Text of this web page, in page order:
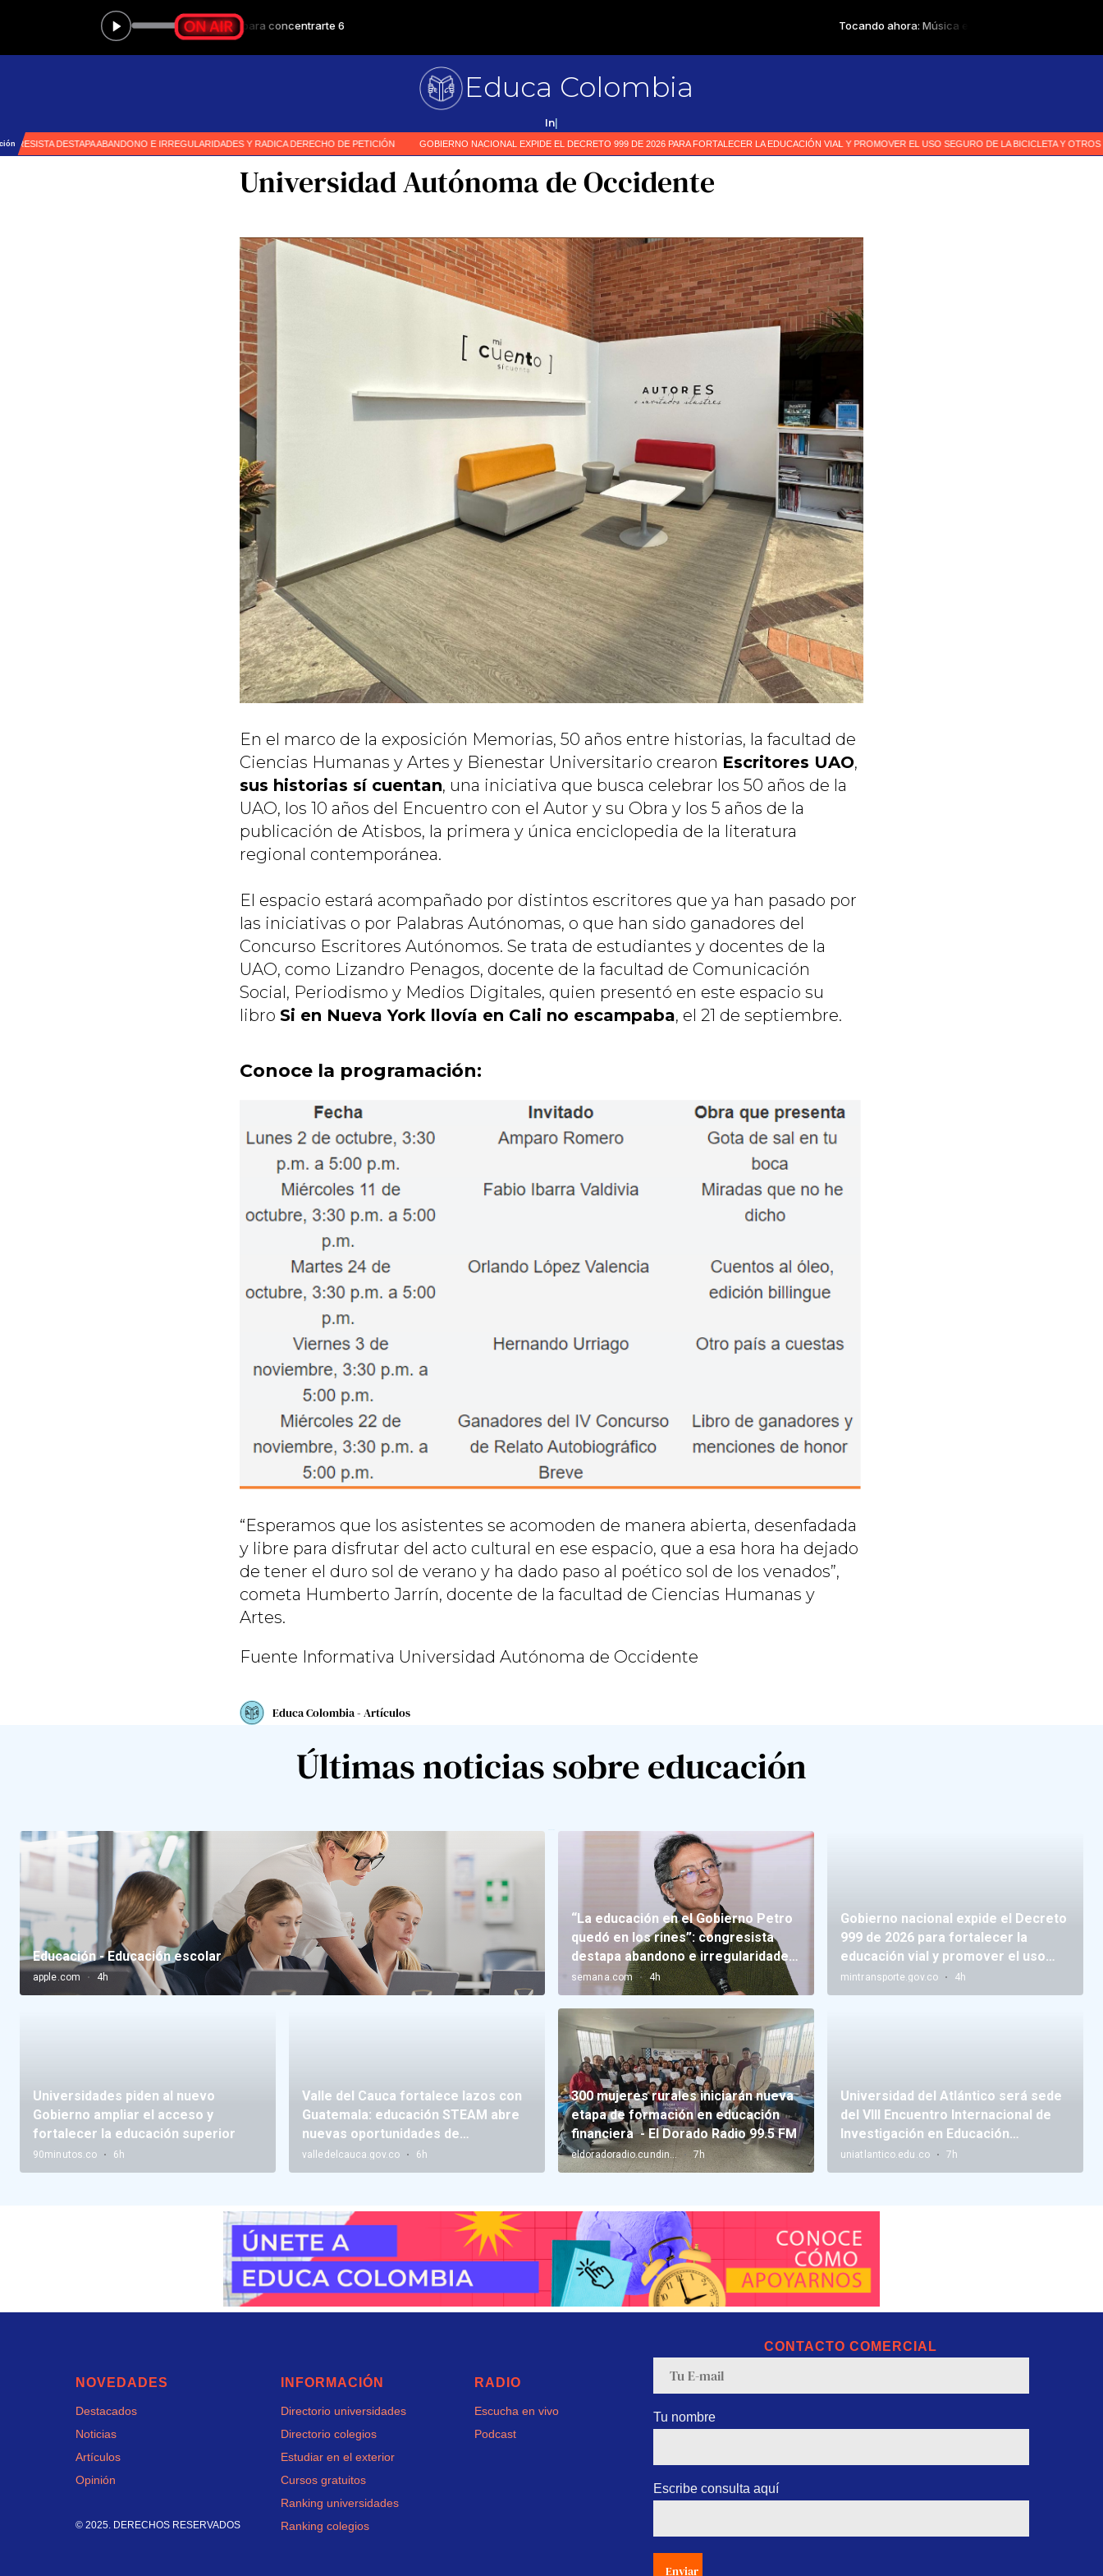
Educa Colombia
Primer
Universidad Autónoma de Occidente
En el marco de la exposición Memorias, 50 años entre historias, la facultad de
Ciencias Humanas y Artes y Bienestar Universitario crearon Escritores UAO,
sus historias sí cuentan, una iniciativa que busca celebrar los 50 años de la
UAO, los 10 años del Encuentro con el Autor y su Obra y los 5 años de la
publicación de Atisbos, la primera y única enciclopedia de la literatura
regional contemporánea.
El espacio estará acompañado por distintos escritores que ya han pasado por
las iniciativas o por Palabras Autónomas, o que han sido ganadores del
Concurso Escritores Autónomos. Se trata de estudiantes y docentes de la
UAO, como Lizandro Penagos, docente de la facultad de Comunicación
Social, Periodismo y Medios Digitales, quien presentó en este espacio su
libro Si en Nueva York llovía en Cali no escampaba, el 21 de septiembre.
Conoce la programación:
“Esperamos que los asistentes se acomoden de manera abierta, desenfadada
y libre para disfrutar del acto cultural en ese espacio, que a esa hora ha dejado
de tener el duro sol de verano y ha dado paso al poético sol de los venados”,
cometa Humberto Jarrín, docente de la facultad de Ciencias Humanas y
Artes.
Fuente Informativa Universidad Autónoma de Occidente
Educa Colombia - Artículos
Últimas noticias sobre educación
NOVEDADES
Destacados
Noticias
Artículos
Opinión
INFORMACIÓN
Directorio universidades
Directorio colegios
Estudiar en el exterior
Cursos gratuitos
Ranking universidades
Ranking colegios
RADIO
Escucha en vivo
Podcast
© 2025. DERECHOS RESERVADOS
Tu nombre
Escribe consulta aquí
Enviar
CONTACTO COMERCIAL